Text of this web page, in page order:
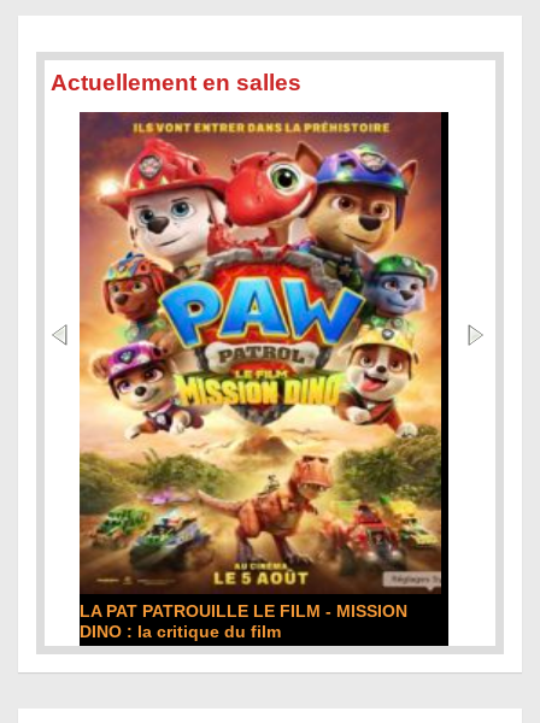
Actuellement en salles
LA PAT PATROUILLE LE FILM - MISSION
DINO : la critique du film